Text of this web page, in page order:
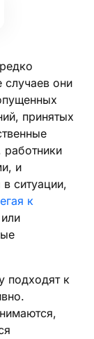
случаев они
принятых
и
ситуации,
к
подходят к